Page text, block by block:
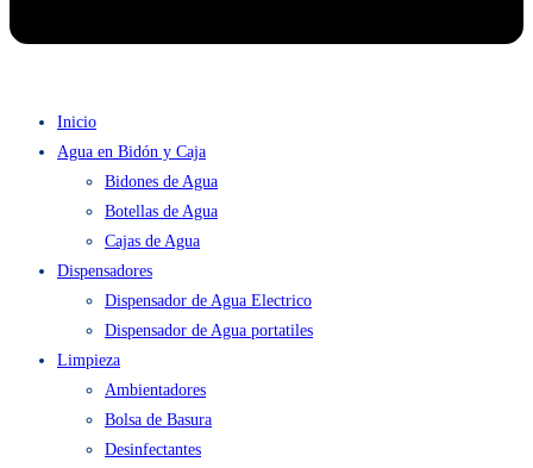
Inicio
Agua en Bidón y Caja
Bidones de Agua
Botellas de Agua
Cajas de Agua
Dispensadores
Dispensador de Agua Electrico
Dispensador de Agua portatiles
Limpieza
Ambientadores
Bolsa de Basura
Desinfectantes